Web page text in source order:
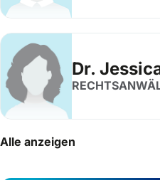
Dr.
Alle anzeigen